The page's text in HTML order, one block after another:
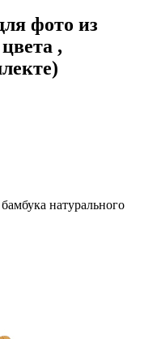
фото из
,
натурального